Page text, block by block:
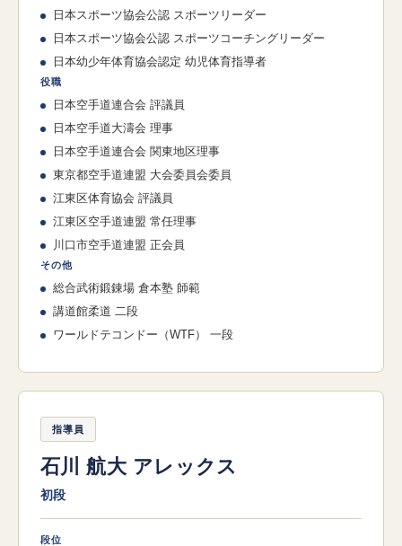
日本スポーツ協会公認 スポーツリーダー
日本スポーツ協会公認 スポーツコーチングリーダー
日本幼少年体育協会認定 幼児体育指導者
役職
日本空手道連合会 評議員
日本空手道大濤会 理事
日本空手道連合会 関東地区理事
東京都空手道連盟 大会委員会委員
江東区体育協会 評議員
江東区空手道連盟 常任理事
川口市空手道連盟 正会員
その他
総合武術鍛錬場 倉本塾 師範
講道館柔道 二段
ワールドテコンドー（WTF） 一段
指導員
石川 航大 アレックス
初段
段位